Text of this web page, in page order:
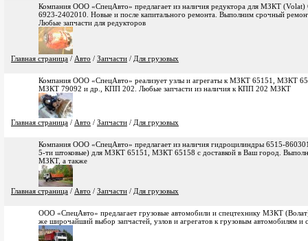
Компания ООО «СпецАвто» предлагает из наличия редуктора для МЗКТ
6923-2402010. Новые и после капитального ремонта. Выполним срочный
Любые запчасти для редукторов
Главная страница / Авто / Запчасти / Для грузовых
Компания ООО «СпецАвто» реализует узлы и агрегаты к МЗКТ 65151, МЗКТ
МЗКТ 79092 и др., КПП 202. Любые запчасти из наличия к КПП 202 МЗКТ
Главная страница / Авто / Запчасти / Для грузовых
Компания ООО «СпецАвто» предлагает из наличия гидроцилиндры 6515-
5-ти штоковые) для МЗКТ 65151, МЗКТ 65158 с доставкой в Ваш город.
МЗКТ, а также
Главная страница / Авто / Запчасти / Для грузовых
ООО «СпецАвто» предлагает грузовые автомобили и спецтехнику МЗКТ
же широчайший выбор запчастей, узлов и агрегатов к грузовым автомобилям